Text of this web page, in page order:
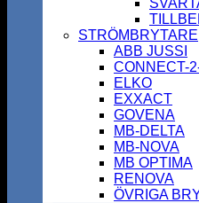
STRÖMBRYTARE
ABB JUSSI
CONNECT-
ELKO
EXXACT
GOVENA
MB-DELTA
MB-NOVA
MB OPTIMA
RENOVA
ÖVRIGA